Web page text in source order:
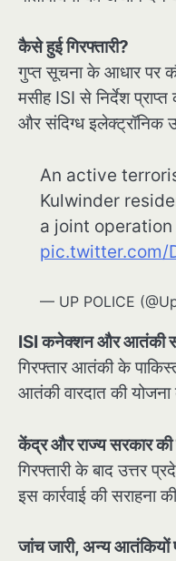
कैसे हुई गिरफ्तारी?
गुप्त सूचना के आधार पर
मसीह ISI से निर्देश
और संदिग्ध इलेक्ट्रॉनिक
An active
Kulwinder
a joint
pic.twitter.com/
— UP POLICE
ISI कनेक्शन और आतंकी
गिरफ्तार आतंकी के
आतंकी वारदात की
केंद्र और राज्य सरकार की
गिरफ्तारी के बाद उत्तर
इस कार्रवाई की
जांच जारी, अन्य आतंकियों